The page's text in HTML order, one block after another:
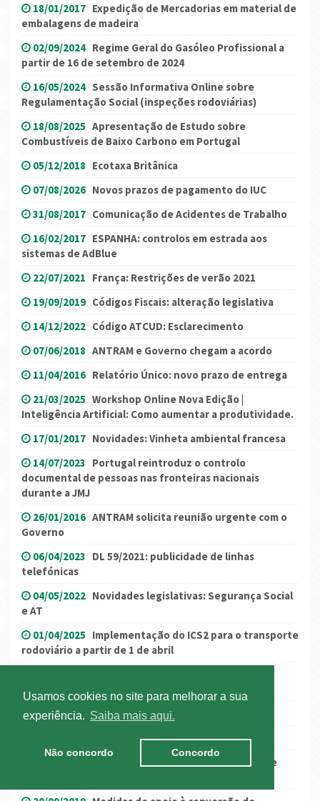
Usamos cookies no site para melhorar a sua
experiência.
Saiba mais aqui.
Não concordo Concordo
18/01/2017 Expedição de Mercadorias em material de
embalagens de madeira
02/09/2024 Regime Geral do Gasóleo Profissional a
partir de 16 de setembro de 2024
16/05/2024 Sessão Informativa Online sobre
Regulamentação Social (inspeções rodoviárias)
18/08/2025 Apresentação de Estudo sobre
Combustíveis de Baixo Carbono em Portugal
05/12/2018 Ecotaxa Britânica
07/08/2026 Novos prazos de pagamento do IUC
31/08/2017 Comunicação de Acidentes de Trabalho
16/02/2017 ESPANHA: controlos em estrada aos
sistemas de AdBlue
22/07/2021 França: Restrições de verão 2021
19/09/2019 Códigos Fiscais: alteração legislativa
14/12/2022 Código ATCUD: Esclarecimento
07/06/2018 ANTRAM e Governo chegam a acordo
11/04/2016 Relatório Único: novo prazo de entrega
21/03/2025 Workshop Online Nova Edição |
Inteligência Artificial: Como aumentar a produtividade.
17/01/2017 Novidades: Vinheta ambiental francesa
14/07/2023 Portugal reintroduz o controlo
documental de pessoas nas fronteiras nacionais
durante a JMJ
26/01/2016 ANTRAM solicita reunião urgente com o
Governo
06/04/2023 DL 59/2021: publicidade de linhas
telefónicas
04/05/2022 Novidades legislativas: Segurança Social
e AT
01/04/2025 Implementação do ICS2 para o transporte
rodoviário a partir de 1 de abril
aprovam o Brexit
04/05/2020
Prepare o regresso ao trabalho
A14 reabre totalmente ao trânsito
Governo avança com mais medidas de